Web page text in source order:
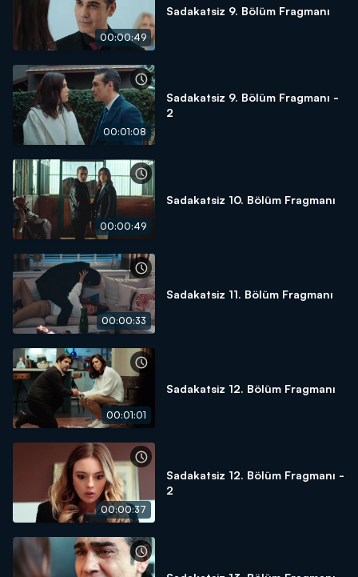
00:00:49
Sadakatsiz 9. Bölüm Fragmanı
00:01:08
Sadakatsiz 9. Bölüm Fragmanı -
2
00:00:49
Sadakatsiz 10. Bölüm Fragmanı
00:00:33
Sadakatsiz 11. Bölüm Fragmanı
00:01:01
Sadakatsiz 12. Bölüm Fragmanı
00:00:37
Sadakatsiz 12. Bölüm Fragmanı -
2